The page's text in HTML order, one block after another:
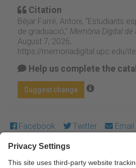
Citation
Béjar Farré, Antoni, “Estudiants
de graduació,” Memòria Digital de
August 7, 2026,
https://memoriadigital.upc.edu/
Help us complete the
Suggest change
Facebook Twitter Email